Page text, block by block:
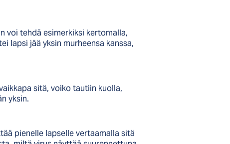
voi tehdä esimerkiksi kertomalla,
lapsi jää yksin murheensa kanssa,
sitä, voiko tautiin kuolla,
yksin.
pienelle lapselle vertaamalla sitä